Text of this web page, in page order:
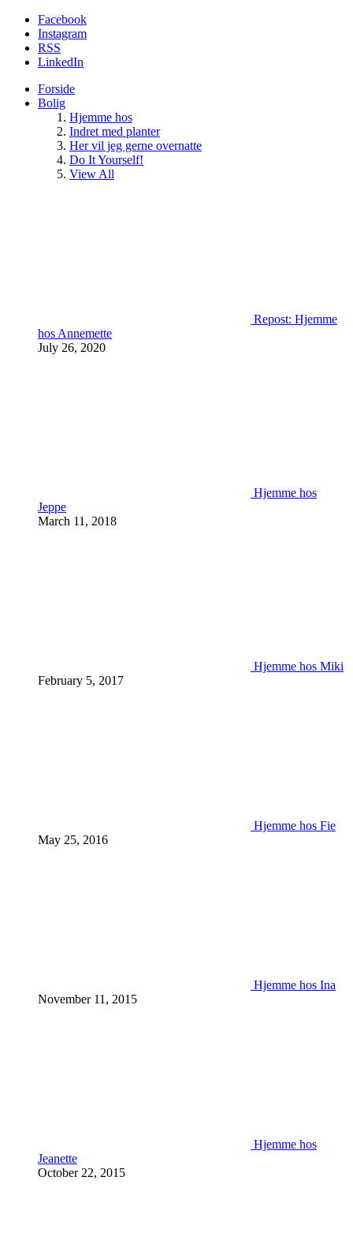
Facebook
Instagram
RSS
LinkedIn
Forside
Bolig
Hjemme hos
Indret med planter
Her vil jeg gerne overnatte
Do It Yourself!
View All
Repost: Hjemme
hos Annemette
July 26, 2020
Hjemme hos
Jeppe
March 11, 2018
Hjemme hos Miki
February 5, 2017
Hjemme hos Fie
May 25, 2016
Hjemme hos Ina
November 11, 2015
Hjemme hos
Jeanette
October 22, 2015